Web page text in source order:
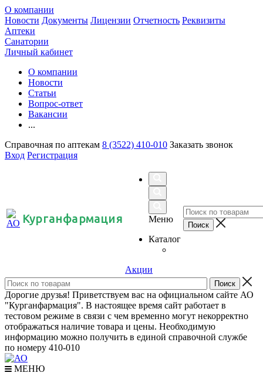
О компании
Новости Документы Лицензии Отчетность Реквизиты
Аптеки
Санатории
Личный кабинет
О компании
Новости
Статьи
Вопрос-ответ
Вакансии
...
Справочная по аптекам 8 (3522) 410-010 Заказать звонок
Вход Регистрация
Курганфармация
Меню
Каталог
Акции
Дорогие друзья! Приветствуем вас на официальном сайте АО
"Курганфармация". В настоящее время сайт работает в
тестовом режиме в связи с чем временно могут некорректно
отображаться наличие товара и цены. Необходимую
информацию можно получить в единой справочной службе
по номеру 410-010
МЕНЮ